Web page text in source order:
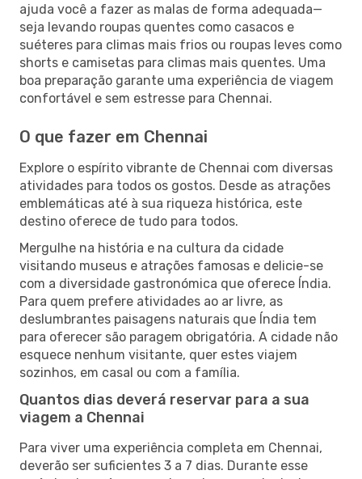
ajuda você a fazer as malas de forma adequada—
seja levando roupas quentes como casacos e
suéteres para climas mais frios ou roupas leves como
shorts e camisetas para climas mais quentes. Uma
boa preparação garante uma experiência de viagem
confortável e sem estresse para Chennai.
O que fazer em Chennai
Explore o espírito vibrante de Chennai com diversas
atividades para todos os gostos. Desde as atrações
emblemáticas até à sua riqueza histórica, este
destino oferece de tudo para todos.
Mergulhe na história e na cultura da cidade
visitando museus e atrações famosas e delicie-se
com a diversidade gastronómica que oferece Índia.
Para quem prefere atividades ao ar livre, as
deslumbrantes paisagens naturais que Índia tem
para oferecer são paragem obrigatória. A cidade não
esquece nenhum visitante, quer estes viajem
sozinhos, em casal ou com a família.
Quantos dias deverá reservar para a sua
viagem a Chennai
Para viver uma experiência completa em Chennai,
deverão ser suficientes 3 a 7 dias. Durante esse